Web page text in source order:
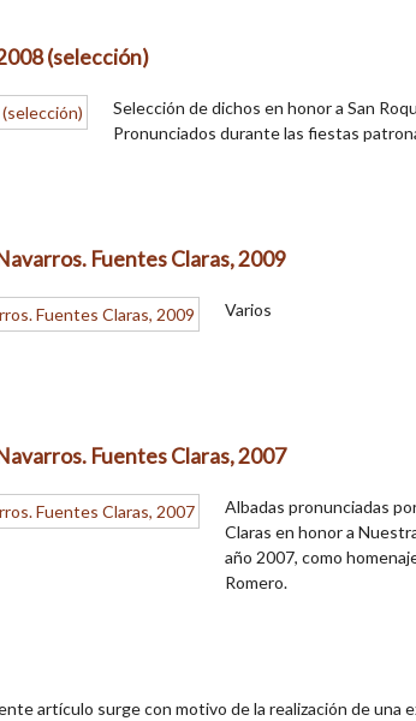
(selección)
Selección de dichos en honor a San
Pronunciados durante las fiestas
Fuentes Claras, 2009
Varios
Fuentes Claras, 2007
Albadas pronunciadas
Claras en honor a
año 2007, como
Romero.
artículo surge con motivo de la realización de una